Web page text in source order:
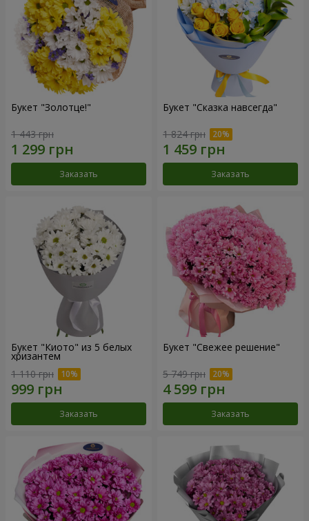
Букет "Золотце!"
1 443 грн
Заказать
Букет "Сказка навсегда"
1 824 грн
Заказать
Букет "Киото" из 5 белых
хризантем
1 110 грн
Заказать
Букет "Свежее решение"
5 749 грн
Заказать